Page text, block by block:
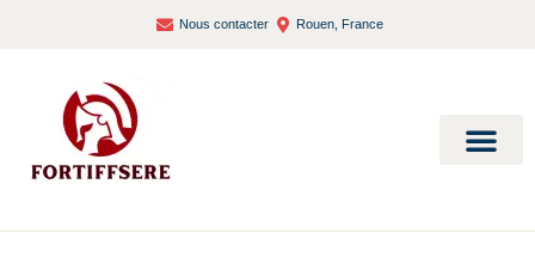
Nous contacter Rouen, France